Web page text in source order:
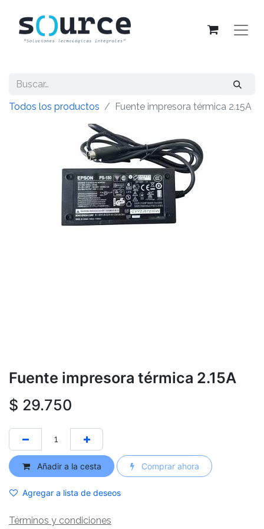
Todos los productos Fuente impresora térmica 2.15A
Fuente impresora térmica 2.15A
$ 29.750
Añadir a la cesta Comprar ahora
Agregar a lista de deseos
Términos y condiciones